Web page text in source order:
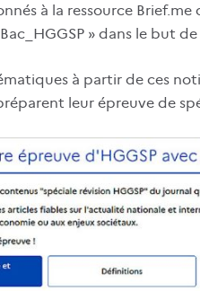
à la ressource
» dans le but
à partir de ces
leur épreuve de